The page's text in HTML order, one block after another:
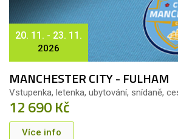
20. 11. - 23. 11.
2026
MANCHESTER CITY - FULHAM
Vstupenka, letenka, ubytování, snídaně,
12 690 Kč
Více info